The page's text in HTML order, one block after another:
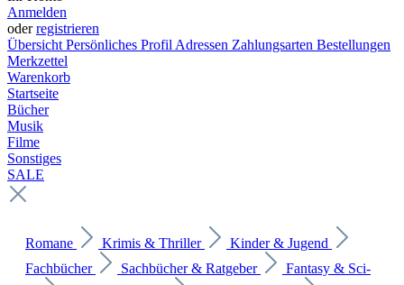
Anmelden
oderregistrieren
Übersicht Persönliches Profil Adressen Zahlungsarten Bestellungen
Merkzettel
Warenkorb
Startseite
Bücher
Musik
Filme
Sonstiges
SALE
Romane Krimis & Thriller
Kinder & Jugend
Fachbücher
Sachbücher & Ratgeber
Fantasy & Sci-